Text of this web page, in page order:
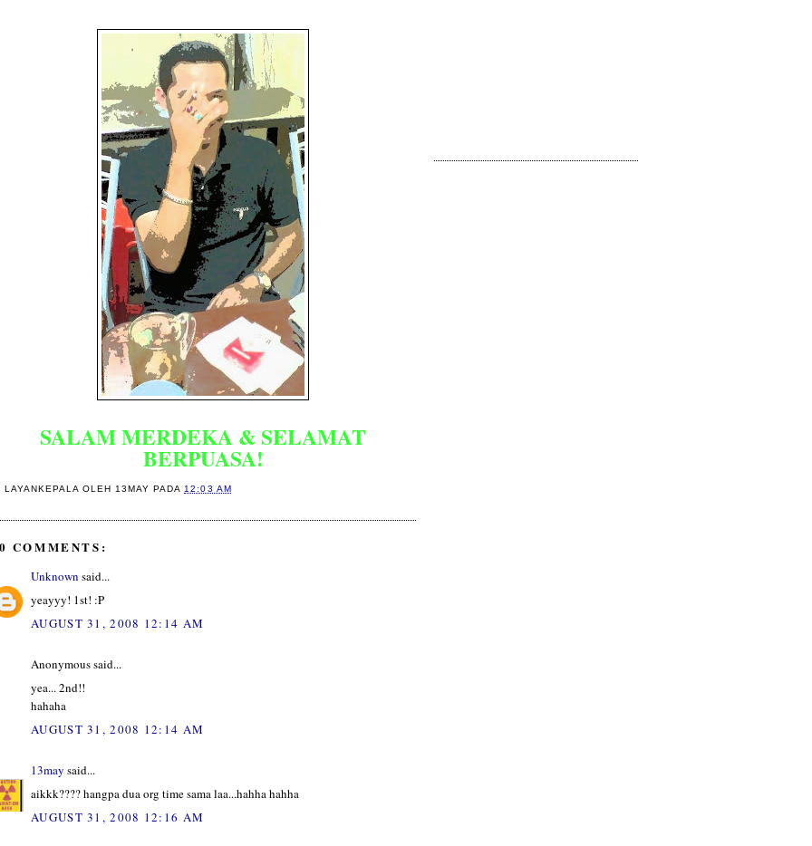
SALAM MERDEKA & SELAMAT
BERPUASA!
LAYANKEPALA OLEH13MAY PADA12:03 AM
COMMENTS:
Unknown said...
yeayyy! 1st! :P
AUGUST 31, 2008 12:14 AM
Anonymous said...
yea... 2nd!!
hahaha
AUGUST 31, 2008 12:14 AM
13may said...
aikkk???? hangpa dua org time sama laa...hahha hahha
AUGUST 31, 2008 12:16 AM